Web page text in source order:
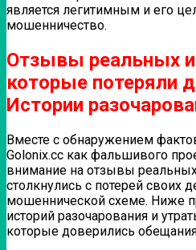
является легитимным и его
мошенничество.
Отзывы реальных
которые потеряли
Истории
Вместе с обнаружением
Golonix.cc как фальшивого
внимание на отзывы
столкнулись с потерей своих
мошеннической схеме. Ниже
историй разочарования и
которые доверились